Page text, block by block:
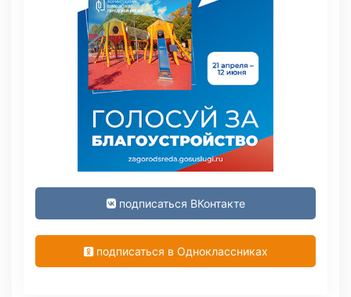
подписаться ВКонтакте
подписаться в Одноклассниках